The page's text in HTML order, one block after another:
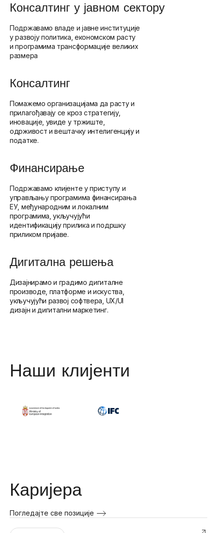
Консалтинг у јавном сектору
Подржавамо владе и јавне институције
у развоју политика, економском расту
и програмима трансформације великих
размера
Консалтинг
Помажемо организацијама да расту и
прилагођавају се кроз стратегију,
иновације, увиде у тржиште,
одрживост и вештачку интелигенцију и
податке.
Финансирање
Подржавамо клијенте у приступу и
управљању програмима финансирања
ЕУ, међународним и локалним
програмима, укључујући
идентификацију прилика и подршку
приликом пријаве.
Дигитална решења
Дизајнирамо и градимо дигиталне
производе, платформе и искуства,
укључујући развој софтвера, UX/UI
дизајн и дигитални маркетинг.
Наши клијенти
Каријера
Погледајте све позиције